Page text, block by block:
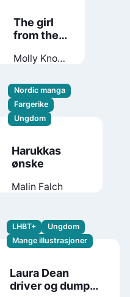
The girl
from the
Molly Knox
Nordic manga
Fargerike
Ungdom
Harukkas
ønske
Malin Falch
LHBT+
Ungdom
Mange illustrasjoner
Laura Dean
driver og dumper